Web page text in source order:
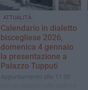
ATTUALITÀ
Calendario in dialetto
biscegliese 2026,
domenica 4 gennaio
la presentazione a
Palazzo Tupputi
Appuntamento alle 11.00